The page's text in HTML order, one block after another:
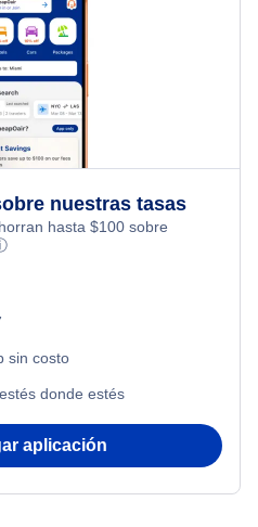
nuestras tasas
hasta $100 sobre
sin costo
donde estés
aplicación